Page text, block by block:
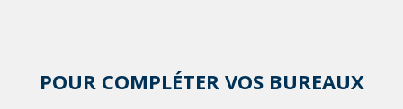
POUR COMPLÉTER VOS BUREAUX